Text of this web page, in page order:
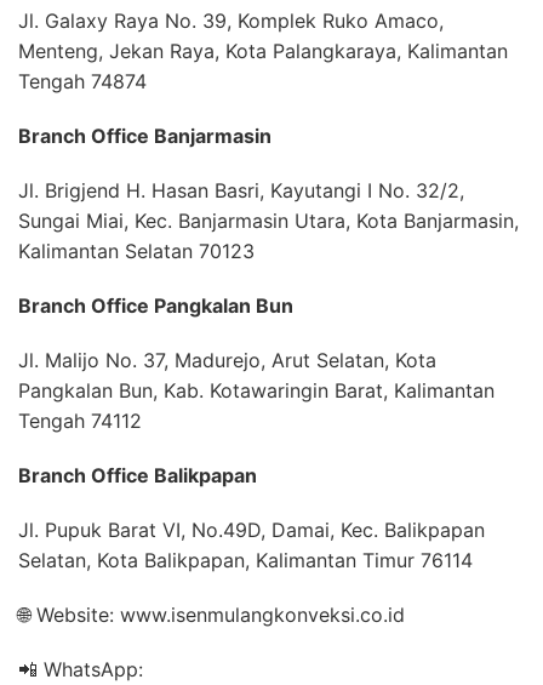
Jl. Galaxy Raya No. 39, Komplek Ruko Amaco,
Menteng, Jekan Raya, Kota Palangkaraya, Kalimantan
Tengah 74874
Branch Office Banjarmasin
Jl. Brigjend H. Hasan Basri, Kayutangi I No. 32/2,
Sungai Miai, Kec. Banjarmasin Utara, Kota Banjarmasin,
Kalimantan Selatan 70123
Branch Office Pangkalan Bun
Jl. Malijo No. 37, Madurejo, Arut Selatan, Kota
Pangkalan Bun, Kab. Kotawaringin Barat, Kalimantan
Tengah 74112
Branch Office Balikpapan
Jl. Pupuk Barat VI, No.49D, Damai, Kec. Balikpapan
Selatan, Kota Balikpapan, Kalimantan Timur 76114
🌐 Website: www.isenmulangkonveksi.co.id
📲 WhatsApp: